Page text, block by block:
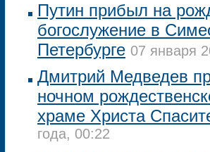
Путин прибыл на
богослужение в
Петербурге 07 января
Дмитрий Медведев
ночном
храме Христа
года, 00:22